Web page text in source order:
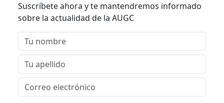
Suscríbete ahora y te mantendremos informado
sobre la actualidad de la AUGC